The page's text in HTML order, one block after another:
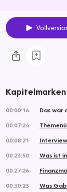
Kapitelmarken
00:00:16
Das war
00:07:24
00:08:21
00:23:50
Was ist
00:27:26
00:30:23
Was